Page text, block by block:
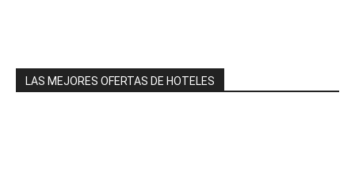
LAS MEJORES OFERTAS DE HOTELES